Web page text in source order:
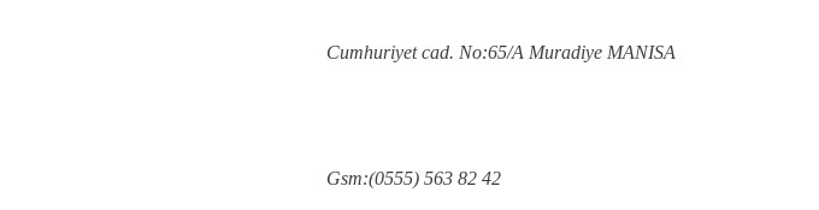
Cumhuriyet cad. No:65/A Muradiye MANISA
Gsm:(0555) 563 82 42